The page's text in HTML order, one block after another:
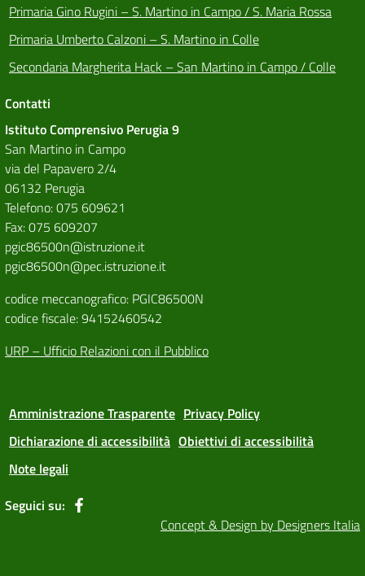
Primaria Gino Rugini – S. Martino in Campo / S. Maria Rossa
Primaria Umberto Calzoni – S. Martino in Colle
Secondaria Margherita Hack – San Martino in Campo / Colle
Contatti
Istituto Comprensivo Perugia 9
San Martino in Campo
via del Papavero 2/4
06132 Perugia
Telefono: 075 609621
Fax: 075 609207
pgic86500n@istruzione.it
pgic86500n@pec.istruzione.it
codice meccanografico: PGIC86500N
codice fiscale: 94152460542
URP – Ufficio Relazioni con il Pubblico
Amministrazione Trasparente Privacy Policy
Dichiarazione di accessibilità Obiettivi di accessibilità
Note legali
Seguici su:
Concept & Design by Designers Italia